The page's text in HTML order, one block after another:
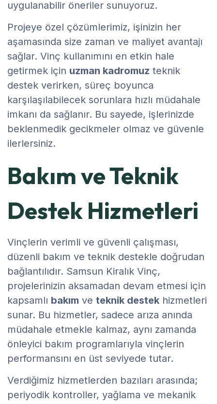
uygulanabilir öneriler sunuyoruz.
Projeye özel çözümlerimiz, işinizin her
aşamasında size zaman ve maliyet avantajı
sağlar. Vinç kullanımını en etkin hale
getirmek için uzman kadromuz teknik
destek verirken, süreç boyunca
karşılaşılabilecek sorunlara hızlı müdahale
imkanı da sağlanır. Bu sayede, işlerinizde
beklenmedik gecikmeler olmaz ve güvenle
ilerlersiniz.
Bakım ve Teknik
Destek Hizmetleri
Vinçlerin verimli ve güvenli çalışması,
düzenli bakım ve teknik destekle doğrudan
bağlantılıdır. Samsun Kiralık Vinç,
projelerinizin aksamadan devam etmesi için
kapsamlı bakım ve teknik destek hizmetleri
sunar. Bu hizmetler, sadece arıza anında
müdahale etmekle kalmaz, aynı zamanda
önleyici bakım programlarıyla vinçlerin
performansını en üst seviyede tutar.
Verdiğimiz hizmetlerden bazıları arasında;
periyodik kontroller, yağlama ve mekanik